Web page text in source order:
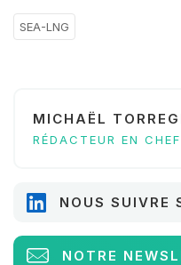
SEA-LNG
MICHAËL
RÉDACTEUR EN CHEF
NOUS SUIVRE
NOTRE